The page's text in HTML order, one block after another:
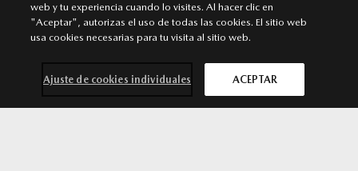
CÁDIZ
Punto de venta
956 200 103
MÁS INFORMACIÓN
web y tu experiencia cuando lo visites. Al hacer clic en
"Aceptar", autorizas el uso de todas las cookies. El sitio web
usa cookies necesarias para tu visita al sitio web.
Ajuste de cookies individuales ACEPTAR